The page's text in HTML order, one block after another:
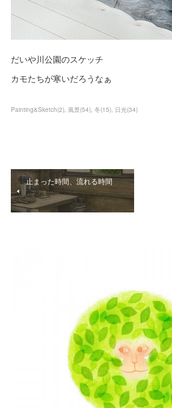
だいや川公園のスケッチ
カモたちが寒いだろうなぁ
Painting&Sketch(2) 風景(54) 冬(15) 日光(34)
止まった時間、流れる時間